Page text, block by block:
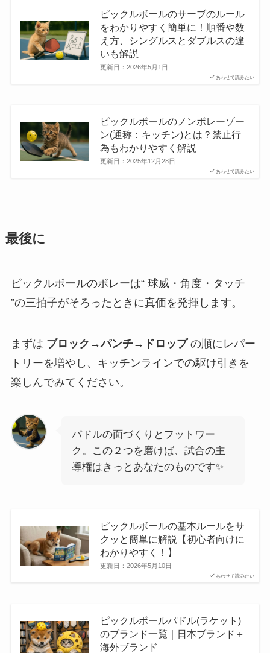
あわせて読みたい
ピックルボールのサーブのルール
をわかりやすく簡単に！順番や数
え方、シングルスとダブルスの違
いも解説
更新日： 2026年5月1日
あわせて読みたい
ピックルボールのノンボレーゾー
ン(通称：キッチン)とは？禁止行
為もわかりやすく解説
更新日： 2025年12月28日
最後に
ピックルボールのボレーは“ 球威・角度・タッチ
”の三拍子がそろったときに真価を発揮します。
まずは ブロック→パンチ→ドロップの順にレパー
トリーを増やし、キッチンラインでの駆け引きを
楽しんでみてください。
パドルの面づくりとフットワー
ク。この２つを磨けば、試合の主
導権はきっとあなたのものです✨️
あわせて読みたい
ピックルボールの基本ルールをサ
クッと簡単に解説【初心者向けに
わかりやすく！】
更新日： 2026年5月10日
ピックルボールパドル(ラケット)
のブランド一覧｜日本ブランド＋
海外ブランド